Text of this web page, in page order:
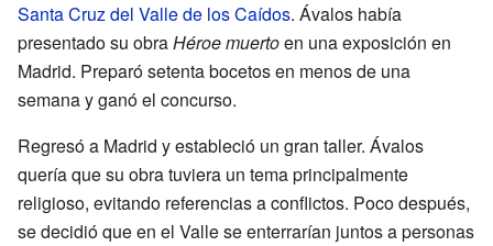
Santa Cruz del Valle de los Caídos. Ávalos había
presentado su obraHéroe muertoen una exposición en
Madrid. Preparó setenta bocetos en menos de una
semana y ganó el concurso.
Regresó a Madrid y estableció un gran taller. Ávalos
quería que su obra tuviera un tema principalmente
religioso, evitando referencias a conflictos. Poco después,
se decidió que en el Valle se enterrarían juntos a personas